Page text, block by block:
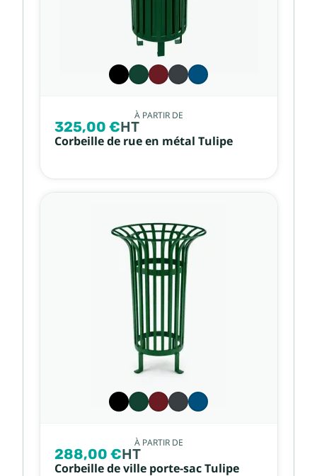
À PARTIR DE
325,00 €HT
Corbeille de rue en métal Tulipe
À PARTIR DE
288,00 €HT
Corbeille de ville porte-sac Tulipe